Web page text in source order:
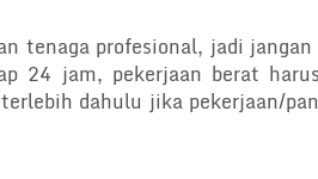
tenaga profesional, jadi
24 jam, pekerjaan berat
dahulu jika pekerjaan/